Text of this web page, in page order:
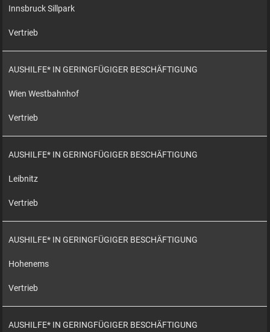
Innsbruck Sillpark
Vertrieb
AUSHILFE* IN GERINGFÜGIGER BESCHÄFTIGUNG
Wien Westbahnhof
Vertrieb
AUSHILFE* IN GERINGFÜGIGER BESCHÄFTIGUNG
Leibnitz
Vertrieb
AUSHILFE* IN GERINGFÜGIGER BESCHÄFTIGUNG
Hohenems
Vertrieb
AUSHILFE* IN GERINGFÜGIGER BESCHÄFTIGUNG